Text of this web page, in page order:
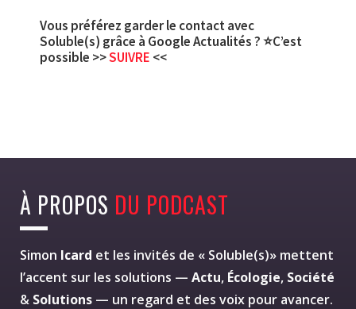
Vous préférez garder le contact avec
Soluble(s) grâce à Google Actualités ? ⭐C’est
possible >>SUIVRE <<
À PROPOS DU PODCAST
Simon Icard et les invités de « Soluble(s)» mettent
l’accent sur les solutions — Actu, Écologie, Société
& Solutions — un regard et des voix pour avancer.